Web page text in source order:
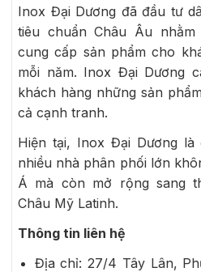
Inox Đại Dương đã đầu tư
tiêu chuẩn Châu Âu
cung cấp sản phẩm cho
mỗi năm. Inox Đại Dương
khách hàng những sản
cả cạnh tranh.
Hiện tại, Inox Đại Dương
nhiều nhà phân phối lớn
Á mà còn mở rộng sang
Châu Mỹ Latinh.
Thông tin liên hệ
Địa chỉ: 27/4 Tây Lân,